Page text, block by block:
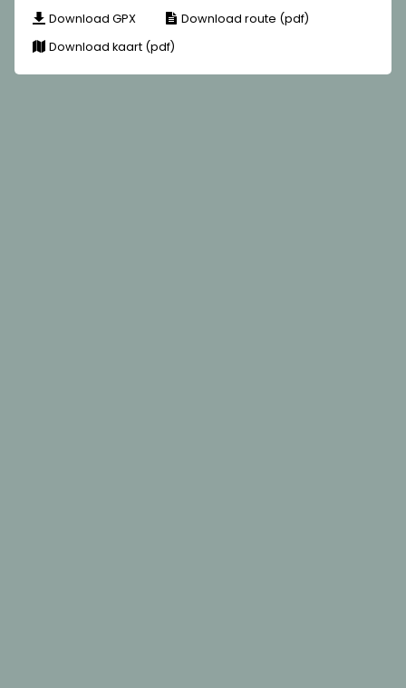
Download GPX
Download route (pdf)
Download kaart (pdf)